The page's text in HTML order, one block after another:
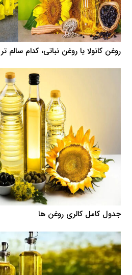
روغن کانولا یا روغن نباتی، کدام سالم
جدول کامل کالری روغن ها